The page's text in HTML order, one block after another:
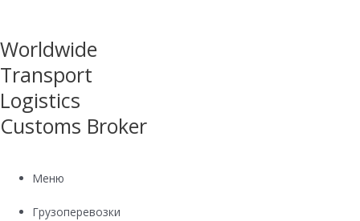
Worldwide
Transport
Logistics
Customs Broker
Меню
Грузоперевозки